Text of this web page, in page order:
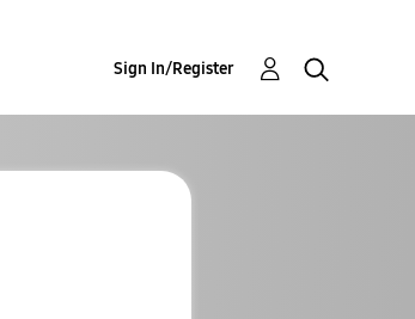
Sign In/Register